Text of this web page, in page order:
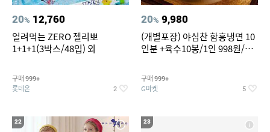
20% 12,760
얼려먹는 ZERO 젤리뽀
1+1+1(3박스/48입) 외
구매 999+
롯데온 2
20% 9,980
(개별포장) 야심찬 함흥냉면 10
인분 +육수10봉/1인 998원/머
구매 999+
G마켓 5
22 23